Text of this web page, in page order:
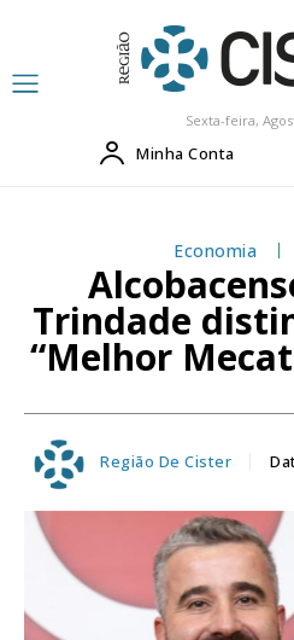
Sexta-feira,
Minha Conta
Economia
Trindade
“Melhor
Região De Cister